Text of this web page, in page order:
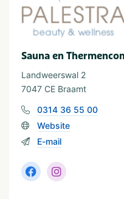
Sauna en
Landweerswal 2
7047 CE Braamt
0314 36 55 00
Website
E-mail